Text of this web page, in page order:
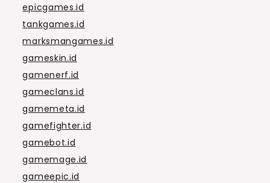
epicgames.id
tankgames.id
marksmangames.id
gameskin.id
gamenerf.id
gameclans.id
gamemeta.id
gamefighter.id
gamebot.id
gamemage.id
gameepic.id